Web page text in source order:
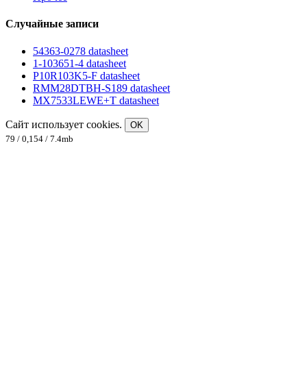
Случайные записи
54363-0278 datasheet
1-103651-4 datasheet
P10R103K5-F datasheet
RMM28DTBH-S189 datasheet
MX7533LEWE+T datasheet
Сайт использует cookies.
OK
79 / 0,154 / 7.4mb